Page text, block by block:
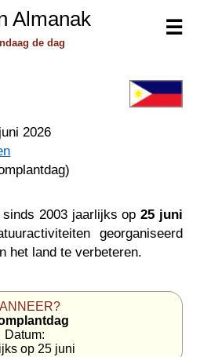
☰
Almanak
de dag
2026
2003 jaarlijks op 25 juni
georganiseerd
het land te verbeteren.
Datum:
op 25 juni